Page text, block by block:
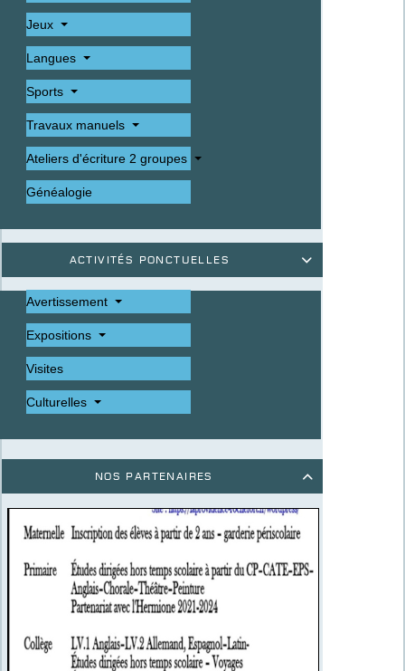
Jeux
Langues
Sports
Travaux manuels
Ateliers d'écriture 2 groupes
Généalogie

Activités ponctuelles
Avertissement
Expositions
Visites
Culturelles

Nos partenaires